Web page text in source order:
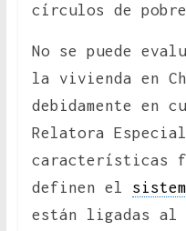
círculos de
No se puede
la vivienda en
debidamente en
Relatora
características
definen el
están ligadas al